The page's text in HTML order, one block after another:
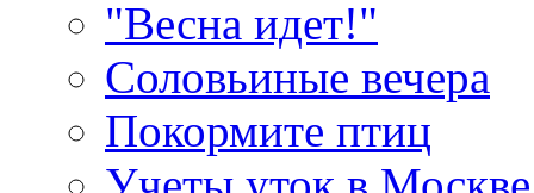
"Весна идет!"
Соловьиные вечера
Покормите птиц